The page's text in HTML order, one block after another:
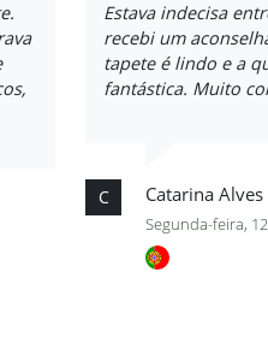
Estava indecisa
recebi um
tapete é lindo e a
fantástica. Muito
C Catarina Alves
Segunda-feira,